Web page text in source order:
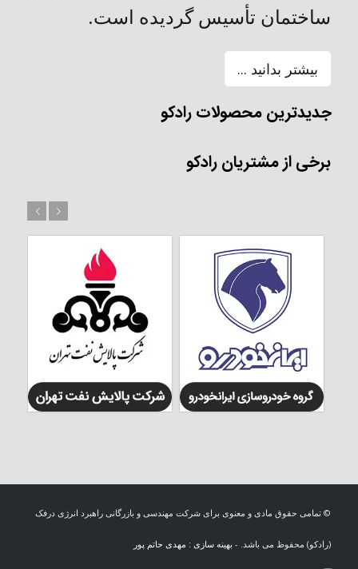
ساختمان تأسیس گردیده است.
بیشتر بدانید ...
جدیدترین محصولات رادکو
برخی از مشتریان رادکو
© تمامی حقوق مادی و معنوی برای شرکت مهندسی و بازرگانی راهبرد انرژی درفک
(رادکو) محفوظ می باشد. - بهینه سازی : مهدی حاتم پور